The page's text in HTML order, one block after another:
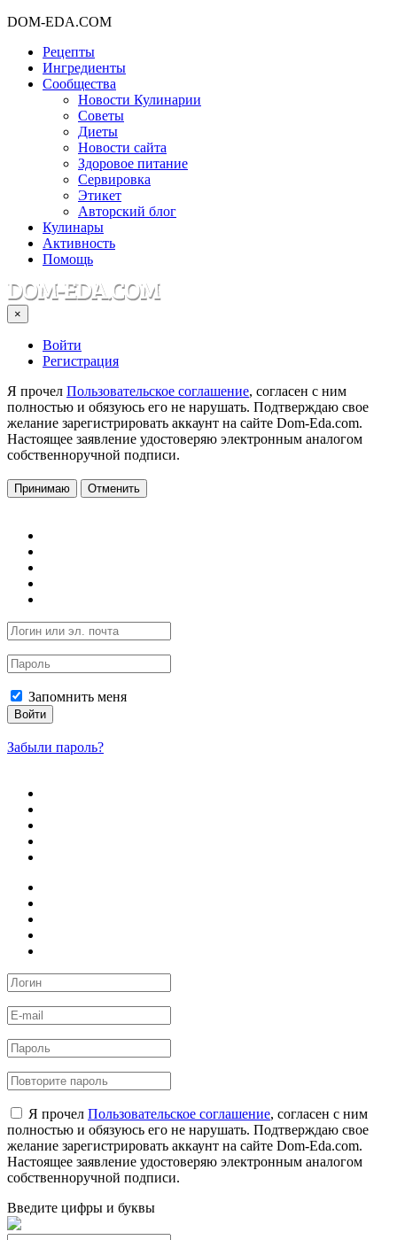
DOM-EDA.COM
Рецепты
Ингредиенты
Сообщества
Новости Кулинарии
Советы
Диеты
Новости сайта
Здоровое питание
Сервировка
Этикет
Авторский блог
Кулинары
Активность
Помощь
×
Войти
Регистрация
Я прочел Пользовательское соглашение, согласен с ним
полностью и обязуюсь его не нарушать. Подтверждаю свое
желание зарегистрировать аккаунт на сайте Dom-Eda.com.
Настоящее заявление удостоверяю электронным аналогом
собственноручной подписи.
Принимаю Отменить
Запомнить меня
Войти
Забыли пароль?
Я прочел Пользовательское соглашение, согласен с ним
полностью и обязуюсь его не нарушать. Подтверждаю свое
желание зарегистрировать аккаунт на сайте Dom-Eda.com.
Настоящее заявление удостоверяю электронным аналогом
собственноручной подписи.
Введите цифры и буквы